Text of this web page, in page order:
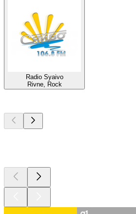
Radio Syaivo
Rivne, Rock